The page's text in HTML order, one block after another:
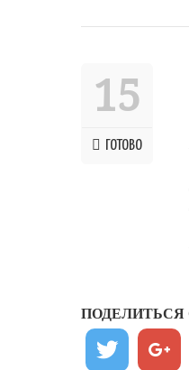
15
ГОТОВО
ПОДЕЛИТЬСЯ